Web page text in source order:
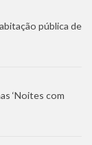
pública de
‘Noites com